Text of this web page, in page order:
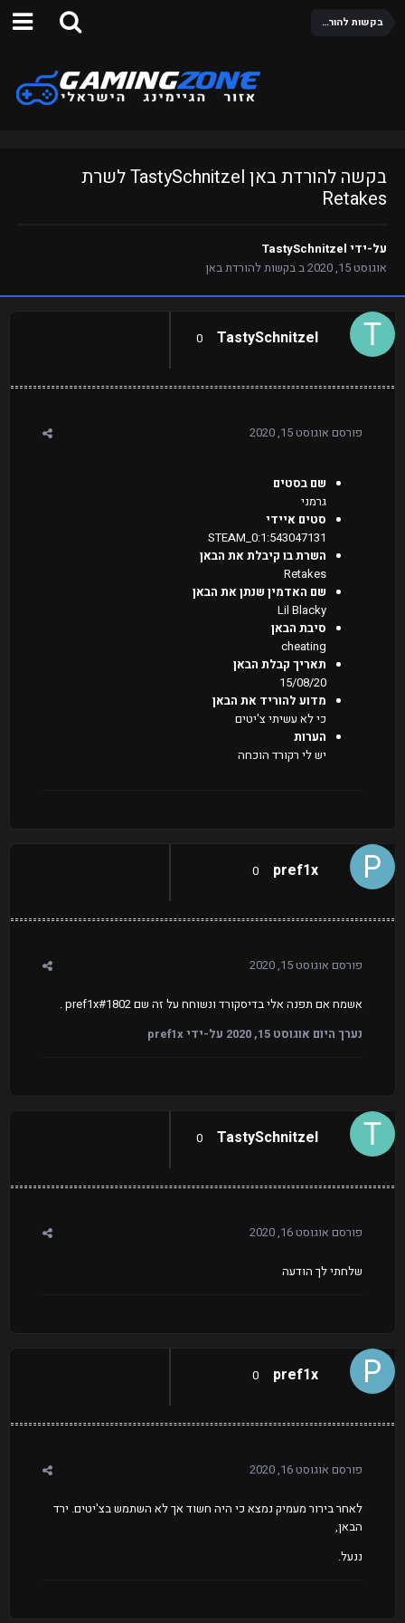
בקשות להורדת באן
בקשה להורדת באן TastySchnitzel לשרת
Retakes
על-ידי TastySchnitzel
אוגוסט 15, 2020
בבקשות להורדת באן
TastySchnitzel
0
פורסם אוגוסט 15, 2020
שם בסטים
גרמני
סטים איידי
STEAM_0:1:543047131
השרת בו קיבלת את הבאן
Retakes
שם האדמין שנתן את הבאן
Lil Blacky
סיבת הבאן
cheating
תאריך קבלת הבאן
15/08/20
מדוע להוריד את הבאן
כי לא עשיתי צ'יטים
הערות
יש לי רקורד הוכחה
pref1x
0
פורסם אוגוסט 15, 2020
אשמח אם תפנה אלי בדיסקורד ונשוחח על זה שם pref1x#1802 .
נערך היום אוגוסט 15, 2020 על-ידי pref1x
TastySchnitzel
0
פורסם אוגוסט 16, 2020
שלחתי לך הודעה
pref1x
0
פורסם אוגוסט 16, 2020
לאחר בירור מעמיק נמצא כי היה חשוד אך לא השתמש בצ'יטים. ירד
הבאן,
ננעל.